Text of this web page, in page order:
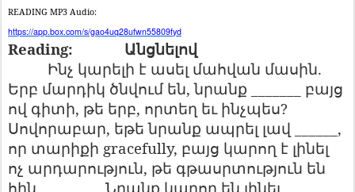
READING MP3 Audio:
https://app.box.com/s/gao4uq28ufwn55809fyd
Reading:
Անցնելով
Ինչ կարելի է ասել մահվան մասին.
Երբ մարդիկ ծնվում են,նրանք
բայց
ով գիտի, թե երբ, որտեղ եւ ինչպես?
Սովորաբար, եթե նրանք ապրել լավ ______,
որ տարիքի gracefully, բայց կարող է լինել
ոչ արդարություն, թե գթասրտություն են
հին ________. Նրանք կարող են լինել